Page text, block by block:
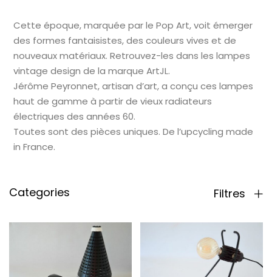
Cette époque, marquée par le Pop Art, voit émerger
des formes fantaisistes, des couleurs vives et de
nouveaux matériaux. Retrouvez-les dans les lampes
vintage design de la marque ArtJL.
Jérôme Peyronnet, artisan d’art, a conçu ces lampes
haut de gamme à partir de vieux radiateurs
électriques des années 60.
Toutes sont des pièces uniques. De l’upcycling made
in France.
Categories Filtres